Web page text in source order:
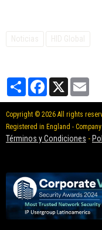
Noticias HID Global
PartagerFacebook
X
Copyright © 2026 All rights
Registered in England -
Términos y Condiciones -